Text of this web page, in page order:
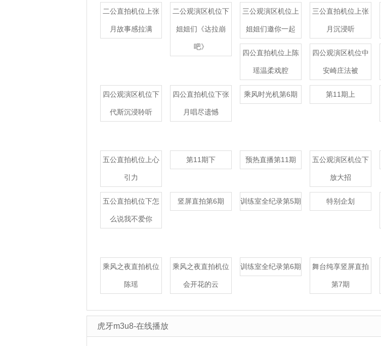
二公直拍机位上张
月故事感拉满
二公观演区机位下
姐姐们《达拉崩
吧》
三公观演区机位上
姐姐们邀你一起
三公直拍机位上张
月沉浸听
四公直拍机位上陈
瑶温柔戏腔
四公观演区机位中
安崎庄法被
四公观演区机位下
代斯沉浸聆听
四公直拍机位下张
月唱尽遗憾
乘风时光机第6期 第11期上
五公直拍机位上心
引力
第11期下 预热直播第11期 五公观演区机位下
放大招
五公直拍机位下怎
么说我不爱你
竖屏直拍第6期 训练室全纪录第5期 特别企划
乘风之夜直拍机位
陈瑶
乘风之夜直拍机位
会开花的云
训练室全纪录第6期 舞台纯享竖屏直拍
第7期
虎牙m3u8-在线播放